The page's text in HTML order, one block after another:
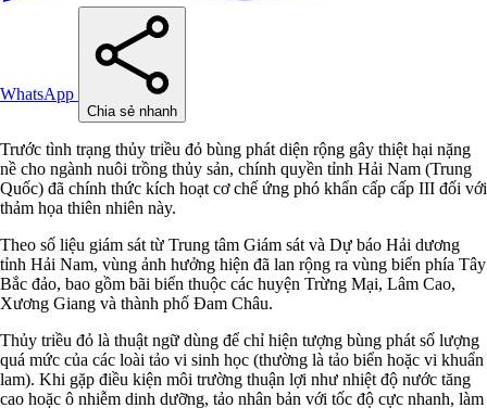
WhatsApp
Chia sẻ nhanh
Trước tình trạng thủy triều đỏ bùng phát diện rộng gây thiệt hại nặng
nề cho ngành nuôi trồng thủy sản, chính quyền tỉnh Hải Nam (Trung
Quốc) đã chính thức kích hoạt cơ chế ứng phó khẩn cấp cấp III đối với
thảm họa thiên nhiên này.
Theo số liệu giám sát từ Trung tâm Giám sát và Dự báo Hải dương
tỉnh Hải Nam, vùng ảnh hưởng hiện đã lan rộng ra vùng biển phía Tây
Bắc đảo, bao gồm bãi biển thuộc các huyện Trừng Mại, Lâm Cao,
Xương Giang và thành phố Đam Châu.
Thủy triều đỏ là thuật ngữ dùng để chỉ hiện tượng bùng phát số lượng
quá mức của các loài tảo vi sinh học (thường là tảo biển hoặc vi khuẩn
lam). Khi gặp điều kiện môi trường thuận lợi như nhiệt độ nước tăng
cao hoặc ô nhiễm dinh dưỡng, tảo nhân bản với tốc độ cực nhanh, làm